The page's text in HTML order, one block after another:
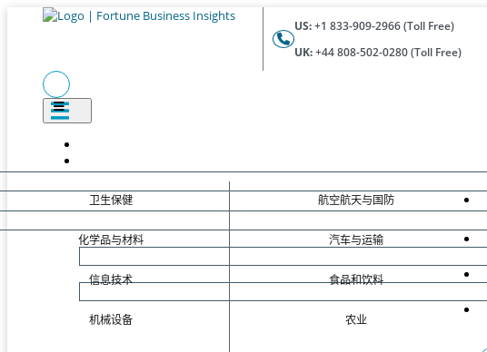
US:+1 833-909-2966 (Toll Free)
UK:+44 808-502-0280 (Toll Free)
卫生保健
化学品与材料
信息技术
机械设备
航空航天与国防
汽车与运输
食品和饮料
农业